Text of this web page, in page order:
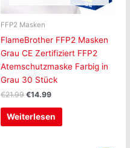
FFP2 Masken
FlameBrother FFP2 Masken
Grau CE Zertifiziert FFP2
Atemschutzmaske Farbig in
Grau 30 Stück
€21.99 €14.99
Weiterlesen